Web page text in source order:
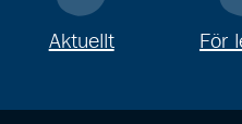
Aktuellt För